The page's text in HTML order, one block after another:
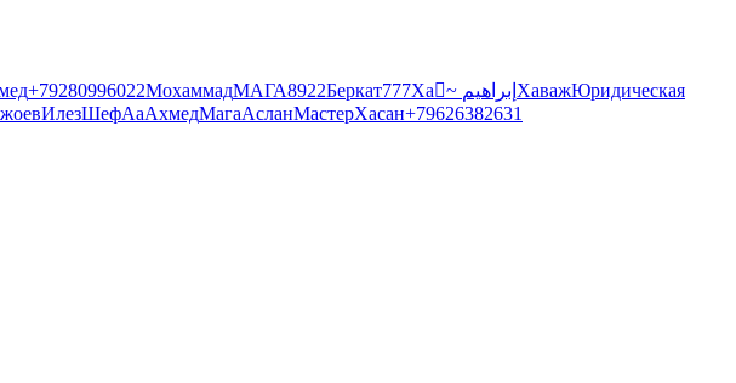
+79280996022МохаммадМАГА8922Беркат777Xa ~ إبراهيم ХаважЮридичeская
ИлезШефАаАхмедМагаАсланМастерХасан+79626382631